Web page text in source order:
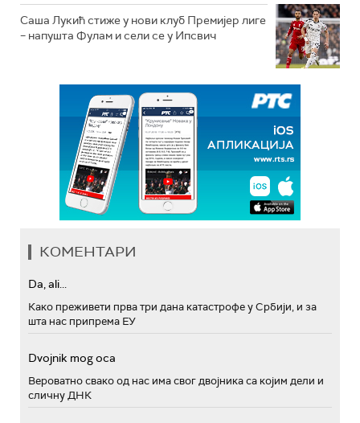
Саша Лукић стиже у нови клуб Премијер лиге
– напушта Фулам и сели се у Ипсвич
КОМЕНТАРИ
Da, ali...
Како преживети прва три дана катастрофе у Србији, и за
шта нас припрема ЕУ
Dvojnik mog oca
Вероватно свако од нас има свог двојника са којим дели и
сличну ДНК